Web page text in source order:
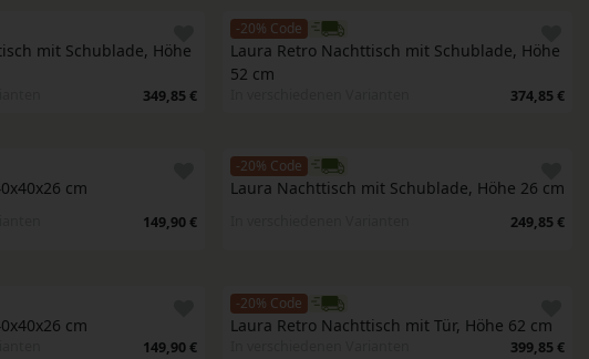
mit Schublade, Höhe
349,85 €
-20% Code
Laura Retro Nachttisch mit Schublade, Höhe
52 cm
374,85 €
cm
149,90 €
-20% Code
Laura Nachttisch mit Schublade, Höhe 26 cm
249,85 €
cm
149,90 €
-20% Code
Laura Retro Nachttisch mit Tür, Höhe 62 cm
399,85 €